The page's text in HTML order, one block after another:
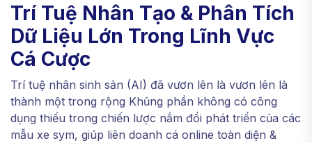
Trí Tuệ Nhân Tạo & Phân Tích
Dữ Liệu Lớn Trong Lĩnh Vực
Cá Cược
Trí tuệ nhân sinh sản (AI) đã vươn lên là vươn lên là
thành một trong rộng Khủng phần không có công
dụng thiếu trong chiến lược nắm đổi phát triển của các
mẫu xe sym, giúp liên doanh cá online toàn diện &